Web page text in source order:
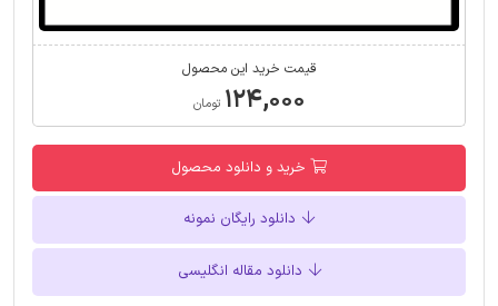
قیمت خرید این محصول
۱۲۴,۰۰۰ تومان
خرید و دانلود محصول
دانلود رایگان نمونه
دانلود مقاله انگلیسی